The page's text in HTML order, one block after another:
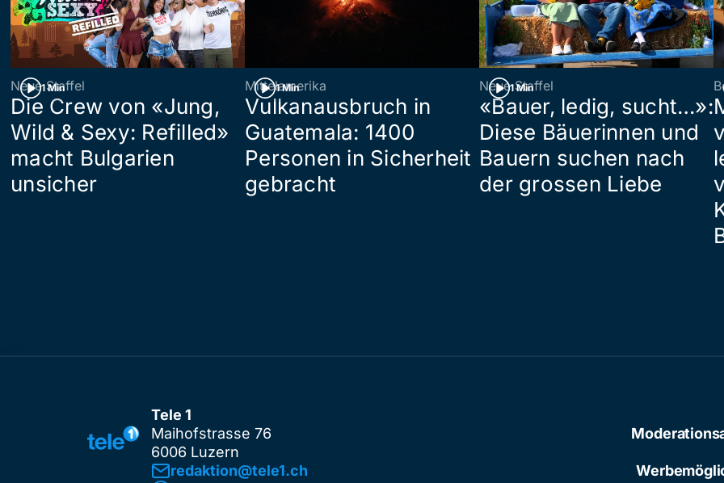
1 Min
Neue Staffel
Die Crew von «Jung,
Wild & Sexy: Refilled»
macht Bulgarien
unsicher
1 Min
Mittelamerika
Vulkanausbruch in
Guatemala: 1400
Personen in Sicherheit
gebracht
1 Min
Neue Staffel
«Bauer, ledig, sucht…»:
Diese Bäuerinnen und
Bauern suchen nach
der grossen Liebe
Tele 1
Maihofstrasse 76
6006 Luzern
redaktion@tele1.ch